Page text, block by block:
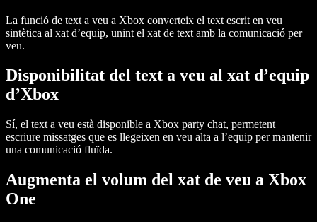
La funció de text a veu a Xbox converteix el text escrit en veu
sintètica al xat d’equip, unint el xat de text amb la comunicació per
veu.
Disponibilitat del text a veu al xat d’equip
d’Xbox
Sí, el text a veu està disponible a Xbox party chat, permetent
escriure missatges que es llegeixen en veu alta a l’equip per mantenir
una comunicació fluïda.
Augmenta el volum del xat de veu a Xbox
One